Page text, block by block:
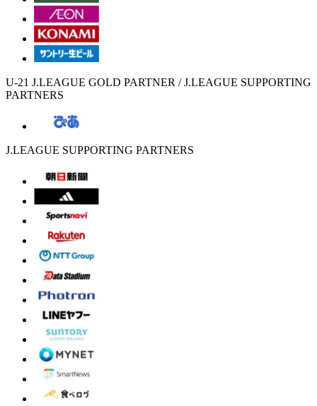
U-21 J.LEAGUE GOLD PARTNER / J.LEAGUE SUPPORTING
PARTNERS
J.LEAGUE SUPPORTING PARTNERS